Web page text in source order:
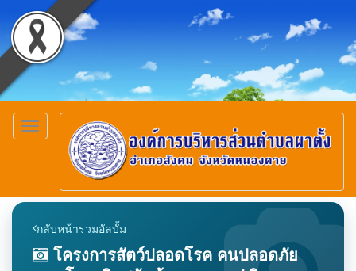
Toggle
navigation
กลับหน้ารวมอัลบั้ม
โครงการสัตว์ปลอดโรค คนปลอดภัย